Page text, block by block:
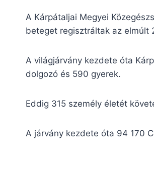
A Kárpátaljai Megyei
beteget regisztráltak az elmúlt
A világjárvány kezdete óta
dolgozó és 590 gyerek.
Eddig 315 személy életét
A járvány kezdete óta 94 170